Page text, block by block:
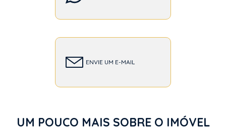
ENVIE UM E-MAIL
UM POUCO MAIS SOBRE O IMÓVEL